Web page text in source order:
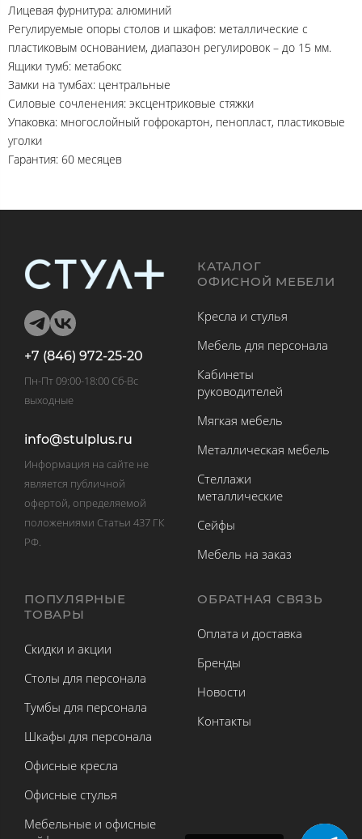
Лицевая фурнитура: алюминий
Регулируемые опоры столов и шкафов: металлические с
пластиковым основанием, диапазон регулировок – до 15 мм.
Ящики тумб: метабокс
Замки на тумбах: центральные
Силовые сочленения: эксцентриковые стяжки
Упаковка: многослойный гофрокартон, пенопласт, пластиковые
уголки
Гарантия: 60 месяцев
+7 (846) 972-25-20
Пн-Пт 09:00-18:00 Сб-Вс
выходные
info@stulplus.ru
Информация на сайте не
является публичной
офертой, определяемой
положениями Статьи 437 ГК
РФ.
КАТАЛОГ
ОФИСНОЙ МЕБЕЛИ
Кресла и стулья
Мебель для персонала
Кабинеты
руководителей
Мягкая мебель
Металлическая мебель
Стеллажи
металлические
Сейфы
Мебель на заказ
ПОПУЛЯРНЫЕ
ТОВАРЫ
Скидки и акции
Столы для персонала
Тумбы для персонала
Шкафы для персонала
Офисные кресла
Офисные стулья
Мебельные и офисные
ОБРАТНАЯ СВЯЗЬ
Оплата и доставка
Бренды
Новости
Контакты